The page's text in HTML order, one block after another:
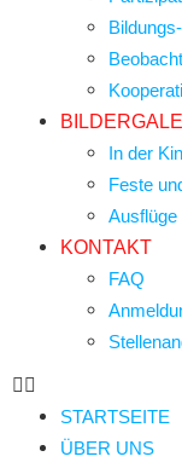
In der
Feste
Ausflüge
KONTAKT
FAQ
STARTSEITE
ÜBER UNS